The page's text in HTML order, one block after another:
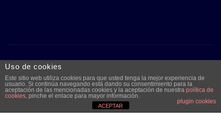
Copyright © 2026 | Funciona conWordPress|Frankfurt
Newspor ThemeArile
Aviso legal y
Publicidad Contacto
Uso de cookies
Este sitio web utiliza cookies para que usted tenga la mejor experiencia de
usuario. Si continúa navegando está dando su consentimiento para la
aceptación de las mencionadas cookies y la aceptación de nuestra política de
cookies, pinche el enlace para mayor información.
plugin cookies
ACEPTAR